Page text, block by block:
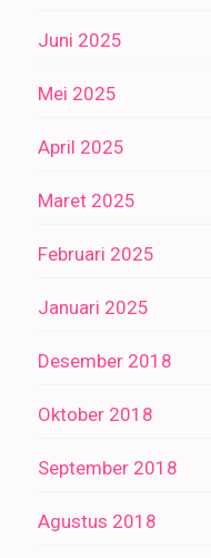
Juni 2025
Mei 2025
April 2025
Maret 2025
Februari 2025
Januari 2025
Desember 2018
Oktober 2018
September 2018
Agustus 2018